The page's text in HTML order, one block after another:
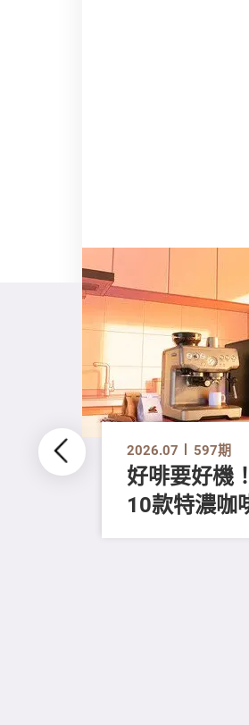
2026.07 597期
好啡要好機！
10款特濃咖